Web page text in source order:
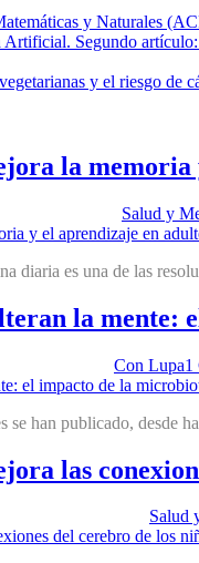
y Naturales
Segundo
y el riesgo de
la memoria
Salud y
diaria es una de las
la mente:
Con Lupa1
han publicado, desde
las
Salud